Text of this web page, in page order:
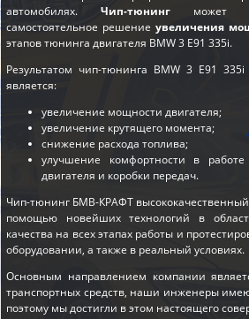
автомобилях. Чип-тюнингможет
самостоятельное решениеувеличения
этаповтюнинга двигателя BMW 3 E91 335i.
Результатом чип-тюнинга BMW 3 E91 335i
является:
увеличение мощности двигателя;
увеличение крутящего момента;
снижение расхода топлива;
улучшение комфортности в работе
двигателя и коробки передач.
Чип-тюнинг БМВ-КРАФТ
помощью новейших технологий в
качества на всех этапах работы и
оборудовании, а также в реальный условиях.
Основным направлением компании
транспортных средств, наши инженеры
поэтому мы достигли в этом настоящего